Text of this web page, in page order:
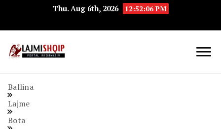
Thu. Aug 6th, 2026 12:52:06 PM
Ballina
Lajme
Bota